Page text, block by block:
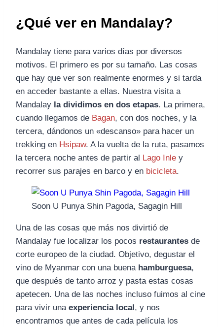
¿Qué ver en Mandalay?
Mandalay tiene para varios días por diversos
motivos. El primero es por su tamaño. Las cosas
que hay que ver son realmente enormes y si tarda
en acceder bastante a ellas. Nuestra visita a
Mandalay la dividimos en dos etapas. La primera,
cuando llegamos de Bagan, con dos noches, y la
tercera, dándonos un «descanso» para hacer un
trekking en Hsipaw. A la vuelta de la ruta, pasamos
la tercera noche antes de partir al Lago Inle y
recorrer sus parajes en barco y en bicicleta.
Soon U Punya Shin Pagoda, Sagagin Hill
Una de las cosas que más nos divirtió de
Mandalay fue localizar los pocos restaurantes de
corte europeo de la ciudad. Objetivo, degustar el
vino de Myanmar con una buena hamburguesa,
que después de tanto arroz y pasta estas cosas
apetecen. Una de las noches incluso fuimos al cine
para vivir una experiencia local , y nos
encontramos que antes de cada película los